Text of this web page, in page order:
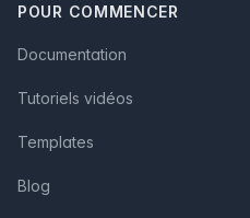
POUR COMMENCER
Documentation
Tutoriels vidéos
Templates
Blog